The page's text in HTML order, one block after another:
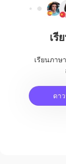
เรี
เรียนภาษ
ดา